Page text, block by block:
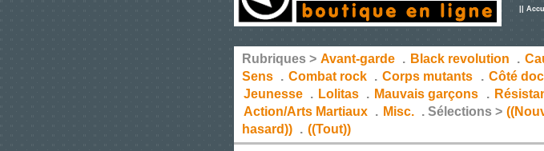
Rubriques > Avant-garde . Black revolution .
Sens . Combat rock . Corps mutants . Côté
Jeunesse . Lolitas . Mauvais garçons .
Action/Arts Martiaux . Misc. .Sélections >
hasard)) . ((Tout))